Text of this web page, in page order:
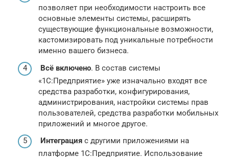
позволяет при необходимости настроить все
основные элементы системы, расширять
существующие функциональные возможности,
кастомизировать под уникальные потребности
именно вашего бизнеса.
Всё включено. В состав системы
«1С:Предприятие» уже изначально входят все
средства разработки, конфигурирования,
администрирования, настройки системы прав
пользователей, средства разработки мобильных
приложений и многое другое.
Интеграция с другими приложениями на
платформе 1С:Предприятие. Использование